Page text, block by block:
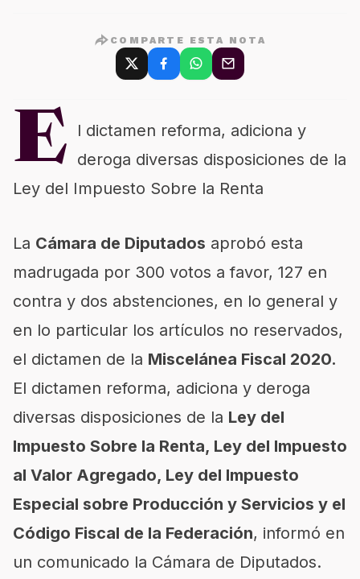
COMPARTE ESTA NOTA
E
l dictamen reforma, adiciona y
deroga diversas disposiciones de la
Ley del Impuesto Sobre la Renta
La Cámara de Diputados aprobó esta
madrugada por 300 votos a favor, 127 en
contra y dos abstenciones, en lo general y
en lo particular los artículos no reservados,
el dictamen de la Miscelánea Fiscal 2020.
El dictamen reforma, adiciona y deroga
diversas disposiciones de la Ley del
Impuesto Sobre la Renta, Ley del Impuesto
al Valor Agregado, Ley del Impuesto
Especial sobre Producción y Servicios y el
Código Fiscal de la Federación, informó en
un comunicado la Cámara de Diputados.